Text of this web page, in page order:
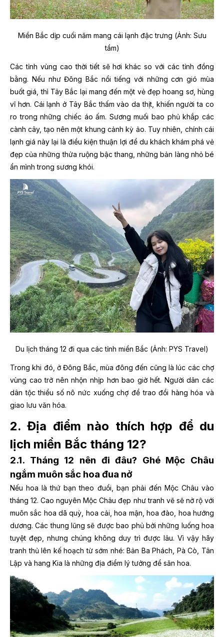
Miền Bắc dịp cuối năm mang cái lạnh đặc trưng (Ảnh: Sưu
tầm)
Các tỉnh vùng cao thời tiết sẽ hơi khác so với các tỉnh đồng
bằng. Nếu như Đông Bắc nổi tiếng với những cơn gió mùa
buốt giá, thì Tây Bắc lại mang đến một vẻ đẹp hoang sơ, hùng
vĩ hơn. Cái lạnh ở Tây Bắc thấm vào da thịt, khiến người ta co
ro trong những chiếc áo ấm. Sương muối bao phủ khắp các
cành cây, tạo nên một khung cảnh kỳ ảo. Tuy nhiên, chính cái
lạnh giá này lại là điều kiện thuận lợi để du khách khám phá vẻ
đẹp của những thửa ruộng bậc thang, những bản làng nhỏ bé
ẩn mình trong sương khói.
Du lịch tháng 12 đi qua các tỉnh miền Bắc (Ảnh: PYS Travel)
Trong khi đó, ở Đông Bắc, mùa đông đến cũng là lúc các chợ
vùng cao trở nên nhộn nhịp hơn bao giờ hết. Người dân các
dân tộc thiểu số nô nức xuống chợ để trao đổi hàng hóa và
giao lưu văn hóa.
2. Địa điểm nào thích hợp để du
lịch miền Bắc tháng 12?
2.1. Tháng 12 nên đi đâu? Ghé Mộc Châu
ngắm muôn sắc hoa đua nở
Nếu hoa là thứ bạn theo đuổi, bạn phải đến Mộc Châu vào
tháng 12. Cao nguyên Mộc Châu đẹp như tranh vẽ sẽ nở rộ với
muôn sắc hoa dã quỳ, hoa cải, hoa mận, hoa đào, hoa hướng
dương. Các thung lũng sẽ được bao phủ bởi những luống hoa
tuyệt đẹp, nhưng chúng không duy trì được lâu. Vì vậy hãy
tranh thủ lên kế hoạch từ sớm nhé: Bản Ba Phách, Pà Cò, Tân
Lập và hang Kia là những địa điểm lý tưởng để săn hoa.